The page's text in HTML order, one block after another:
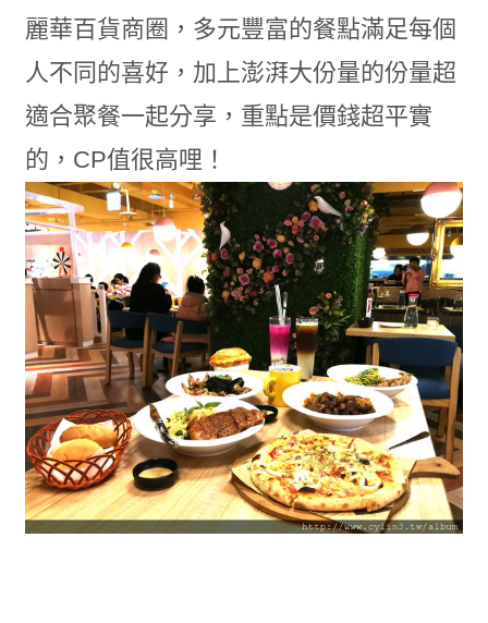
麗華百貨商圈，多元豐富的餐點滿足每個
人不同的喜好，加上澎湃大份量的份量超
適合聚餐一起分享，重點是價錢超平實
的，CP值很高哩！